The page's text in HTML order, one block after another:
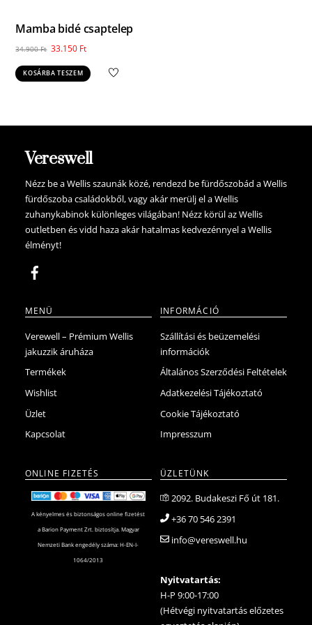
Mamba bidé csaptelep
34.900Ft Original
price
was:
33.150 FtCurrent
price
is:
KOSÁRBA TESZEM
Vereswell
Nézz be a Wellis szaunák közé, rendezd be fürdőszobád a Wellis
fürdőszoba családokből, vagy akár merülj el a Wellis
zuhanykabinok különleges világában! Nézz körül az Wellis
outletben és vidd haza akár hatalmas kedvezénnyel a Wellis
élményt!
MENÜ
Verewell – Prémium Wellis
jakuzzik áruháza
Termékek
Wishlist
Üzlet
Kapcsolat
INFORMÁCIÓ
Szállítási és beüzemelési
információk
Általános Szerződési Feltételek
Adatkezelési Tájékoztató
Cookie Tájékoztató
Impresszum
ONLINE FIZETÉS
A kényelmes és biztonságos online fizetést
a Barion Payment Zrt. biztosítja. Magyar
Nemzeti Bank engedély száma: H-EN-I-
1064/2013
ÜZLETÜNK
2092. Budakeszi Fő út 181.
+36 70 546 2391
info@vereswell.hu
Nyitvatartás:
H-P 9:00-17:00
(Hétvégi nyitvatartás előzetes